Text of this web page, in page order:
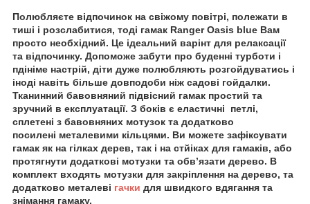
Полюбляєте відпочинок на свіжому повітрі, полежати в
тиші і розслабитися, тоді гамак Ranger Oasis blue Вам
просто необхідний. Це ідеальний варінт для релаксації
та відпочинку. Допоможе забути про буденні турботи і
пдініме настрій, діти дуже полюбляють розгойдуватись і
іноді навіть більше довподоби ніж садові гойдалки.
Тканинний бавовняний підвісний гамак простий та
зручний в експлуатації. З боків є еластичні петлі,
сплетені з бавовняних мотузок та додатково
посилені металевими кільцями. Ви можете зафіксувати
гамак як на гілках дерев, так і на стйіках для гамаків, або
протягнути додаткові мотузки та обв’язати дерево. В
комплект входять мотузки для закріплення на дерево, та
додатково металеві гачки для швидкого вдягання та
знімання гамаку.